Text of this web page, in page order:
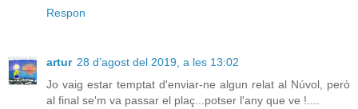
Respon
artur 28 d’agost del 2019, a les 13:02
Jo vaig estar temptat d'enviar-ne algun relat al Núvol, però
al final se'm va passar el plaç...potser l'any que ve !....